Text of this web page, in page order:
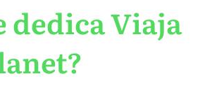
dedica Viaja